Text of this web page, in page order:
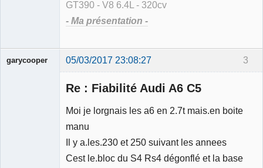
GT390 - V8 6.4L - 320cv
- Ma présentation -
3
garycooper 05/03/2017 23:08:27
Re : Fiabilité Audi A6 C5
Moi je lorgnais les a6 en 2.7t mais.en boite
manu
Il y a.les.230 et 250 suivant les annees
Cest le.bloc du S4 Rs4 dégonflé et la base